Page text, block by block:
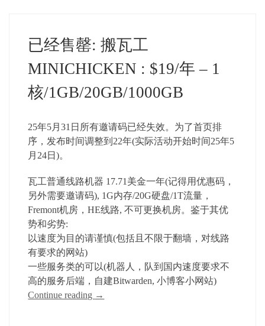
已经售罄: 搬瓦工
MINICHICKEN : $19/年 – 1
核/1GB/20GB/1000GB
25年5月31日所有邀请码已经失效。为了首页排
序，发布时间调整到22年(实际活动开始时间25年5
月24日)。
瓦工普通线路机器 17.71美金一年(记得用优惠码，
另外需要邀请码), 1G内存/20G硬盘/1T流量，
Fremont机房，HE线路, 不可更换机房。鉴于其优
势和劣势:
以速度为目的请谨慎(包括且不限于翻墙，对线路
有要求的网站)
一些服务类的可以(机器人，队到国内速度要求不
高的服务后端，自建Bitwarden, 小博客小网站)
Continue reading →